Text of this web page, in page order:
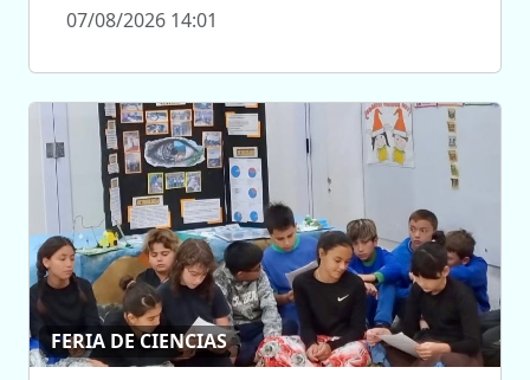
07/08/2026 14:01
FERIA DE CIENCIAS